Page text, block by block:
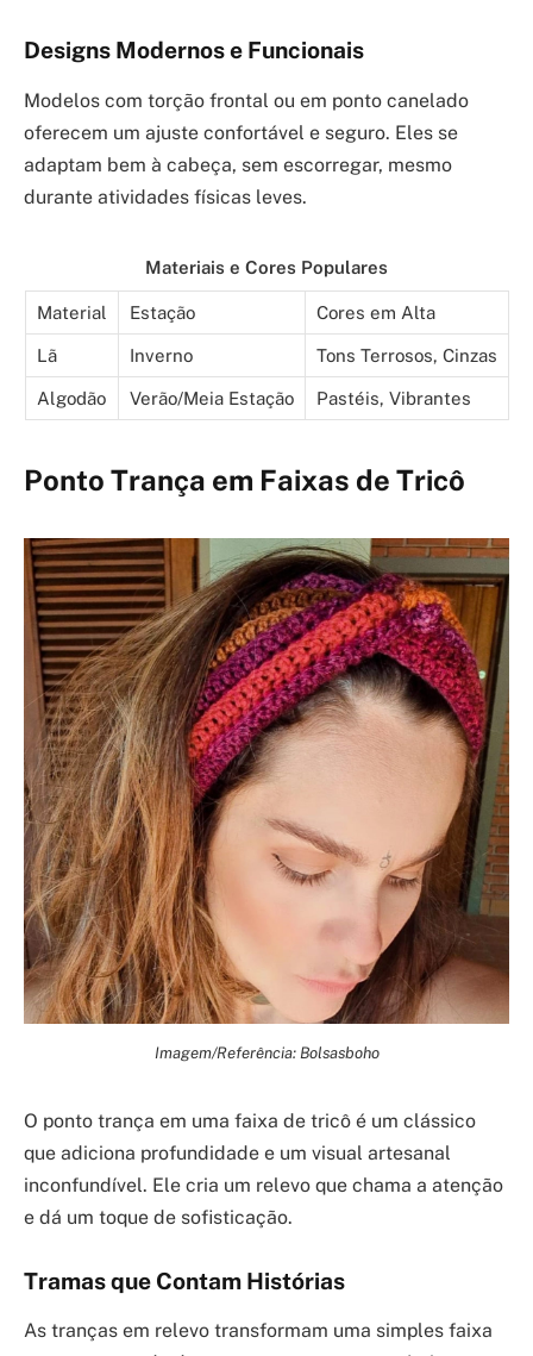
Designs Modernos e Funcionais
Modelos com torção frontal ou em ponto canelado
oferecem um ajuste confortável e seguro. Eles se
adaptam bem à cabeça, sem escorregar, mesmo
durante atividades físicas leves.
Materiais e Cores Populares
Material Estação Cores em Alta
Lã Inverno Tons Terrosos, Cinzas
Algodão Verão/Meia Estação Pastéis, Vibrantes
Ponto Trança em Faixas de Tricô
Imagem/Referência: Bolsasboho
O ponto trança em uma faixa de tricô é um clássico
que adiciona profundidade e um visual artesanal
inconfundível. Ele cria um relevo que chama a atenção
e dá um toque de sofisticação.
Tramas que Contam Histórias
As tranças em relevo transformam uma simples faixa